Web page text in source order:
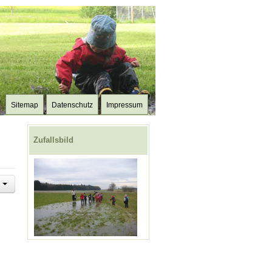
Impressum
Datenschutz
Sitemap
Zufallsbild